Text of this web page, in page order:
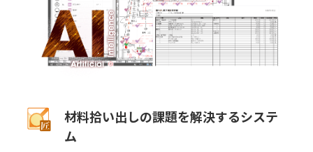
材料拾い出しの課題を解決するシステ
ム